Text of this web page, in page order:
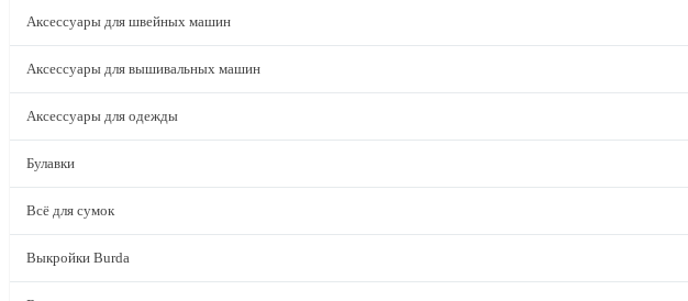
Аксессуары для швейных машин
Аксессуары для вышивальных машин
Аксессуары для одежды
Булавки
Всё для сумок
Выкройки Burda